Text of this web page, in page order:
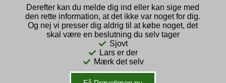
Derefter kan du melde dig ind eller kan sige med
den rette information, at det ikke var noget for dig.
Og nej vi presser dig aldrig til at købe noget, det
skal være en beslutning du selv tager
Sjovt
Lars er der
Mærk det selv